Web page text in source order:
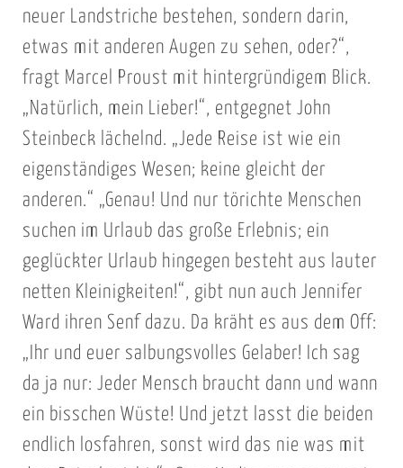
neuer Landstriche bestehen, sondern darin,
etwas mit anderen Augen zu sehen, oder?“,
fragt Marcel Proust mit hintergründigem Blick.
„Natürlich, mein Lieber!“, entgegnet John
Steinbeck lächelnd. „Jede Reise ist wie ein
eigenständiges Wesen; keine gleicht der
anderen.“ „Genau! Und nur törichte Menschen
suchen im Urlaub das große Erlebnis; ein
geglückter Urlaub hingegen besteht aus lauter
netten Kleinigkeiten!“, gibt nun auch Jennifer
Ward ihren Senf dazu. Da kräht es aus dem Off:
„Ihr und euer salbungsvolles Gelaber! Ich sag
da ja nur: Jeder Mensch braucht dann und wann
ein bisschen Wüste! Und jetzt lasst die beiden
endlich losfahren, sonst wird das nie was mit